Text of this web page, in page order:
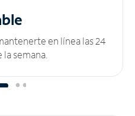
en línea las 24
la semana.